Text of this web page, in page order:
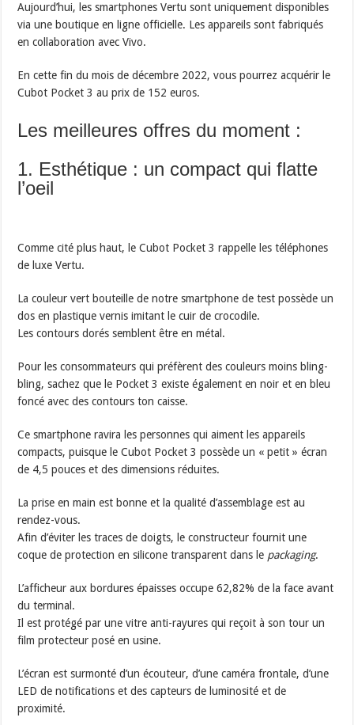
Aujourd’hui, les smartphones Vertu sont uniquement disponibles
via une boutique en ligne officielle. Les appareils sont fabriqués
en collaboration avec Vivo.
En cette fin du mois de décembre 2022, vous pourrez acquérir le
Cubot Pocket 3 au prix de 152 euros.
Les meilleures offres du moment :
1. Esthétique : un compact qui flatte
l’oeil
Comme cité plus haut, le Cubot Pocket 3 rappelle les téléphones
de luxe Vertu.
La couleur vert bouteille de notre smartphone de test possède un
dos en plastique vernis imitant le cuir de crocodile.
Les contours dorés semblent être en métal.
Pour les consommateurs qui préfèrent des couleurs moins bling-
bling, sachez que le Pocket 3 existe également en noir et en bleu
foncé avec des contours ton caisse.
Ce smartphone ravira les personnes qui aiment les appareils
compacts, puisque le Cubot Pocket 3 possède un « petit » écran
de 4,5 pouces et des dimensions réduites.
La prise en main est bonne et la qualité d’assemblage est au
rendez-vous.
Afin d’éviter les traces de doigts, le constructeur fournit une
coque de protection en silicone transparent dans le packaging.
L’afficheur aux bordures épaisses occupe 62,82% de la face avant
du terminal.
Il est protégé par une vitre anti-rayures qui reçoit à son tour un
film protecteur posé en usine.
L’écran est surmonté d’un écouteur, d’une caméra frontale, d’une
LED de notifications et des capteurs de luminosité et de
proximité.